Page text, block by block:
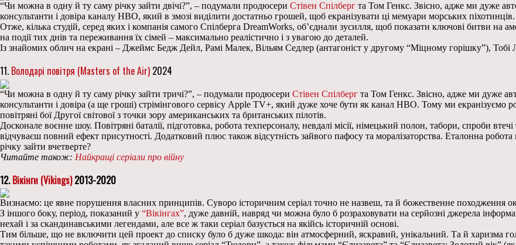
“Чи можна в одну й ту саму річку зайти двічі?”, – подумали продюсери Стівен Спілберг та Том Генкс. Звісно, адже ми дуже
консультанти і довіра каналу HBO, який в змозі виділити достатньо грошей, щоб екранізувати ці мемуари морських піхотинців.
Отже, кілька студій, серед яких і компанія самого Спілберга DreamWorks, об’єднали зусилля, щоб показати ключові битви на
на події тих днів та переживання їх сімей – максимально реалістично і з увагою до деталей.
Із знайомих облич на екрані – Джеймс Бедж Дейл, Рамі Малек, Вільям Седлер (антагоніст у другому “Міцному горішку”),
11. Володарі повітря (Masters of the Air) 2024
“Чи можна в одну й ту саму річку зайти тричі?”, – подумали продюсери Стівен Спілберг та Том Генкс. Звісно, адже ми дуже
консультанти і довіра (а ще гроші) стрімінгового сервісу Apple TV+, який дуже хоче бути як канал HBO. Тому ми екранізуємо
повітряні бої Другої світової з точки зору американських та британських пілотів.
Досконале воєнне шоу. Повітряні баталії, підготовка, робота техперсоналу, невдалі місії, німецький полон, табори, спроби
відчуваєш повний ефект присутності. Додатковий плюс також відсутність зайвого пафосу та моралізаторства. Еталонна
річку зайти вчетверте?
Читайте також: Найкращі серіали про війну
12.Вікінги (Vikings)2013-2020
Визнаємо: це явне порушення власних принципів. Суворо історичним серіал точно не назвеш, та й божественне походження
З іншого боку, період, показаний у “Вікінгах”, дуже давній, навряд чи можна було б розраховувати на серйозні джерела
нехай і за скандинавськими легендами, але все ж таки серіал базується на якійсь історичній основі.
Тим більше, що не включити цей проект до списку було б дуже шкода: він атмосферний, яскравий, унікальний. Та й харизма